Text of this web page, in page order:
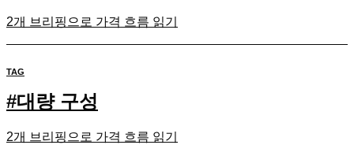
2개 브리핑으로 가격 흐름 읽기
TAG
#대량 구성
2개 브리핑으로 가격 흐름 읽기